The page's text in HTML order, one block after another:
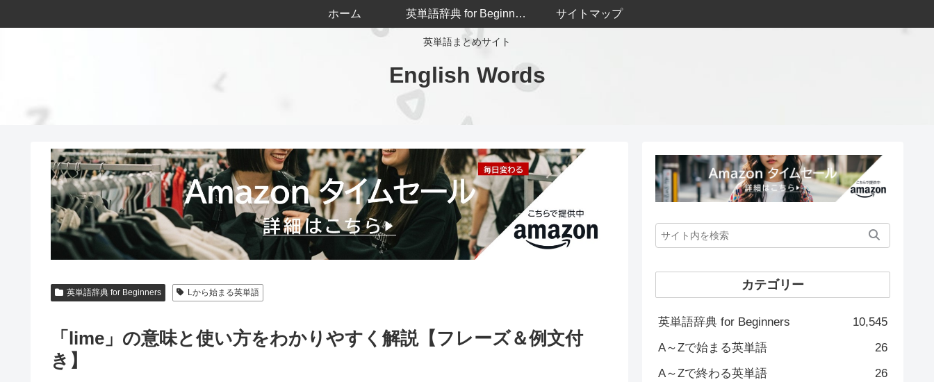
英単語まとめサイト
English Words
ホーム 英単語辞典 for Beginners サイトマップ
英単語辞典 for Beginners Lから始まる英単語
「lime」の意味と使い方をわかりやすく解説【フレーズ＆例文付
き】
カテゴリー
英単語辞典 for Beginners
10,545
A～Zで始まる英単語
26
A～Zで終わる英単語
26